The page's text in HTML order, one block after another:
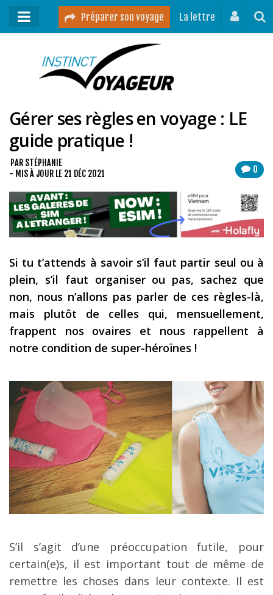
Préparer son voyage La lettre
Mon podcast
Destinations
Mes ressources pour voyager
Guides voyages
Contact
Mon journal de bord sur Instagram
Blog voyage
Les derniers articles
Podcast
Préparer son voyage
LA LETTRE
Outils pour voyageur
Sites utiles
Réserver un vol !
Le logement en voyage
Assurance voyage !
Louer une voiture !
Mes guides voyage
Gérer ses règles en voyage : LE
guide pratique !
0
PAR STÉPHANIE
- MIS À JOUR LE 21 DÉC 2021
Si tu t’attends à savoir s’il faut partir seul ou à
plein, s’il faut organiser ou pas, sachez que
non, nous n’allons pas parler de ces règles-là,
mais plutôt de celles qui, mensuellement,
frappent nos ovaires et nous rappellent à
notre condition de super-héroïnes !
S’il s’agit d’une préoccupation futile, pour
certain(e)s, il est important tout de même de
remettre les choses dans leur contexte. Il est